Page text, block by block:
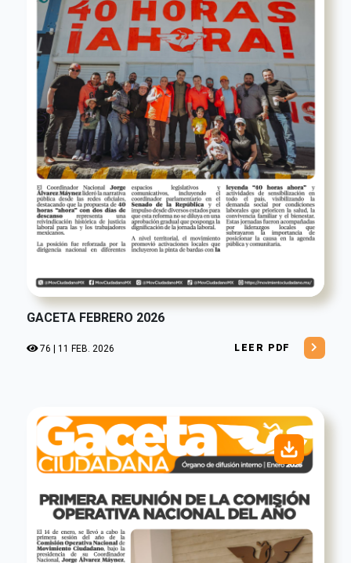
GACETA FEBRERO 2026
76 | 11 FEB. 2026 LEER PDF